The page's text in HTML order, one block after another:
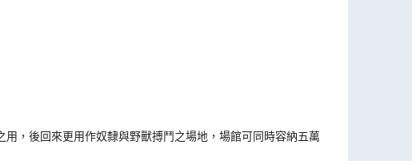
，後回來更用作奴隸與野獸搏鬥之場地，場館可同時容納五萬